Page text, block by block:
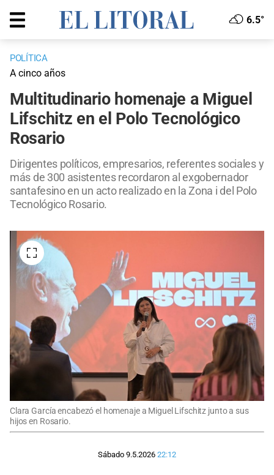
6.5°
POLÍTICA
A cinco años
Multitudinario homenaje a Miguel
Lifschitz en el Polo Tecnológico
Rosario
Dirigentes políticos, empresarios, referentes sociales y
más de 300 asistentes recordaron al exgobernador
santafesino en un acto realizado en la Zona i del Polo
Tecnológico Rosario.
Clara García encabezó el homenaje a Miguel Lifschitz junto a sus
hijos en Rosario.
Sábado 9.5.2026 22:12